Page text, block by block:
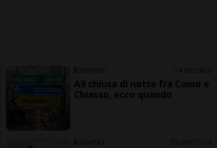
CONFINE 4 ore 4 6
A9 chiusa di notte fra Como e
Chiasso, ecco quando
LUGANO 5 ore 1 14